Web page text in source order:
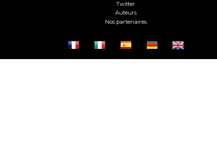
Twitter
Auteurs
Nos partenaires